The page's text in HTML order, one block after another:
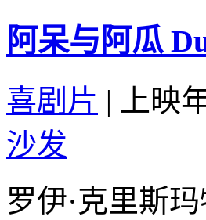
阿呆与阿瓜
喜剧片 | 上映
沙发
罗伊·克里斯